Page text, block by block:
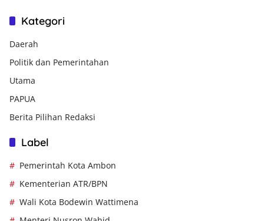
Kategori
Daerah
Politik dan Pemerintahan
Utama
PAPUA
Berita Pilihan Redaksi
Label
Pemerintah Kota Ambon
Kementerian ATR/BPN
Wali Kota Bodewin Wattimena